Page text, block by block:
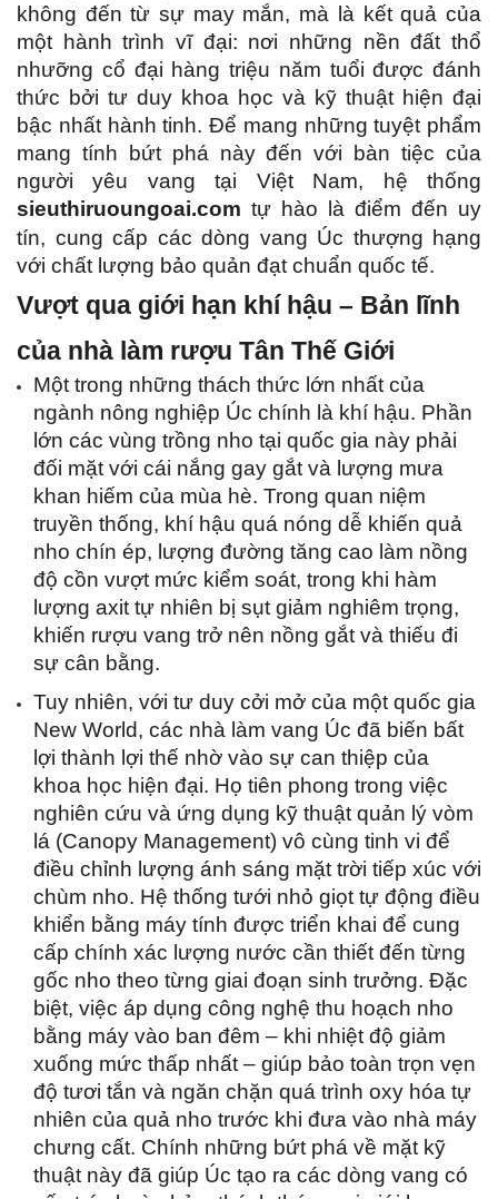
không đến từ sự may mắn, mà là kết quả của
một hành trình vĩ đại: nơi những nền đất thổ
nhưỡng cổ đại hàng triệu năm tuổi được đánh
thức bởi tư duy khoa học và kỹ thuật hiện đại
bậc nhất hành tinh. Để mang những tuyệt phẩm
mang tính bứt phá này đến với bàn tiệc của
sieuthiruoungoai.com tự hào là điểm đến uy
tín, cung cấp các dòng vang Úc thượng hạng
với chất lượng bảo quản đạt chuẩn quốc tế.
Vượt qua giới hạn khí hậu – Bản lĩnh
của nhà làm rượu Tân Thế Giới
Một trong những thách thức lớn nhất của
ngành nông nghiệp Úc chính là khí hậu. Phần
lớn các vùng trồng nho tại quốc gia này phải
đối mặt với cái nắng gay gắt và lượng mưa
khan hiếm của mùa hè. Trong quan niệm
truyền thống, khí hậu quá nóng dễ khiến quả
nho chín ép, lượng đường tăng cao làm nồng
độ cồn vượt mức kiểm soát, trong khi hàm
lượng axit tự nhiên bị sụt giảm nghiêm trọng,
khiến rượu vang trở nên nồng gắt và thiếu đi
sự cân bằng.
Tuy nhiên, với tư duy cởi mở của một quốc gia
New World, các nhà làm vang Úc đã biến bất
lợi thành lợi thế nhờ vào sự can thiệp của
khoa học hiện đại. Họ tiên phong trong việc
nghiên cứu và ứng dụng kỹ thuật quản lý vòm
lá (Canopy Management) vô cùng tinh vi để
điều chỉnh lượng ánh sáng mặt trời tiếp xúc với
chùm nho. Hệ thống tưới nhỏ giọt tự động điều
khiển bằng máy tính được triển khai để cung
cấp chính xác lượng nước cần thiết đến từng
gốc nho theo từng giai đoạn sinh trưởng. Đặc
biệt, việc áp dụng công nghệ thu hoạch nho
bằng máy vào ban đêm – khi nhiệt độ giảm
xuống mức thấp nhất – giúp bảo toàn trọn vẹn
độ tươi tắn và ngăn chặn quá trình oxy hóa tự
nhiên của quả nho trước khi đưa vào nhà máy
chưng cất. Chính những bứt phá về mặt kỹ
thuật này đã giúp Úc tạo ra các dòng vang có